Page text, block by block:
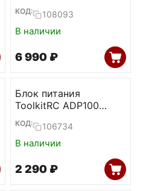
КОД: 108093
В наличии
6 990 ₽
Блок питания
ToolkitRC ADP100
100W 20V 5А
КОД: 106734
В наличии
2 290 ₽